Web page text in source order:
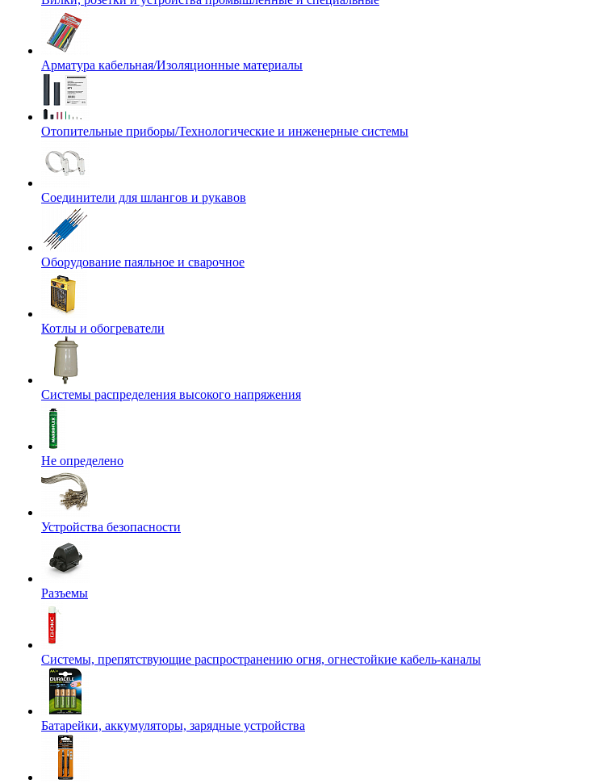
Арматура кабельная/Изоляционные материалы
Отопительные приборы/Технологические и инженерные системы
Соединители для шлангов и рукавов
Оборудование паяльное и сварочное
Котлы и обогреватели
Системы распределения высокого напряжения
Не определено
Устройства безопасности
Разъемы
Системы, препятствующие распространению огня, огнестойкие кабель-каналы
Батарейки, аккумуляторы, зарядные устройства